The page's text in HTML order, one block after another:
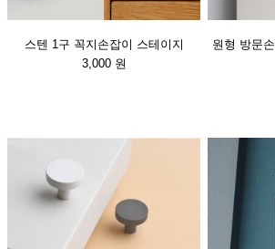
스텐 1구 꼭지손잡이 스테이지
3,000 원
원형 방문